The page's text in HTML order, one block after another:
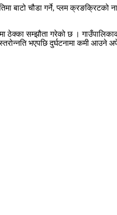
बाटो चौडा गर्ने, प्लम क्रङक्रिटको
ठेक्का सम्झौता गरेको छ ।
भएपछि दुर्घटनामा कमी आउने